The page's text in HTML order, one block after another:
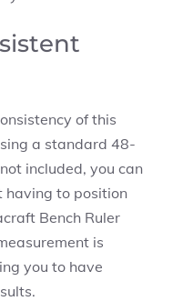
of this
a standard 48-
included, you can
having to position
Bench Ruler
is
you to have